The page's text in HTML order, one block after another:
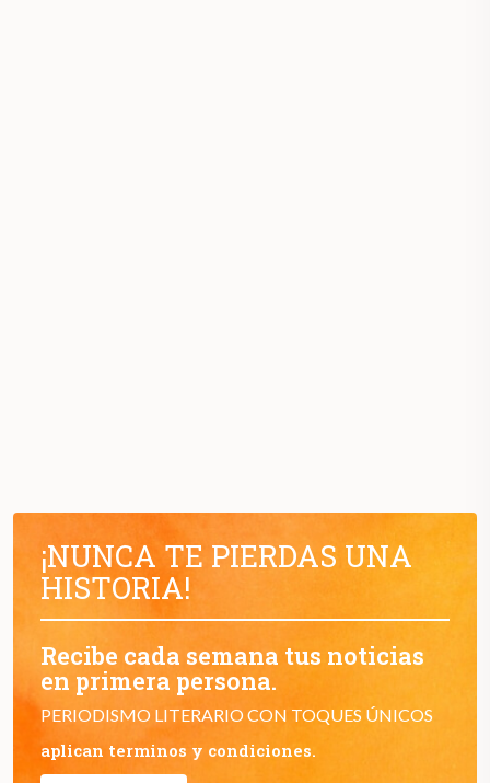
¡NUNCA TE PIERDAS UNA
HISTORIA!
Recibe cada semana tus noticias
en primera persona.
PERIODISMO LITERARIO CON TOQUES ÚNICOS
aplican terminos y condiciones.